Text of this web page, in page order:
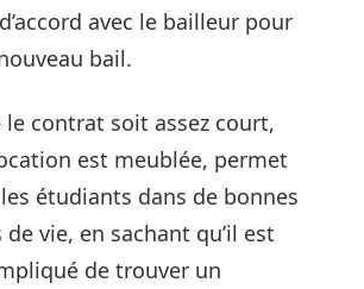
avec le bailleur pour
bail.
le contrat soit assez court,
est meublée, permet
étudiants dans de bonnes
vie, en sachant qu’il est
de trouver un